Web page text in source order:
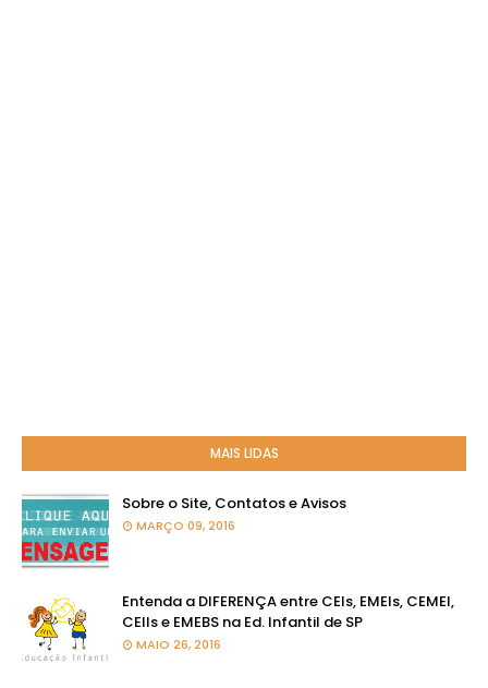
MAIS LIDAS
Sobre o Site, Contatos e Avisos
MARÇO 09, 2016
Entenda a DIFERENÇA entre CEIs, EMEIs, CEMEI,
CEIIs e EMEBS na Ed. Infantil de SP
MAIO 26, 2016